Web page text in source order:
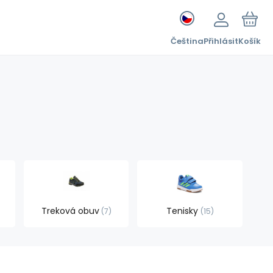
ČeštinaPřihlásitKošík
Treková obuv 7 Tenisky 15